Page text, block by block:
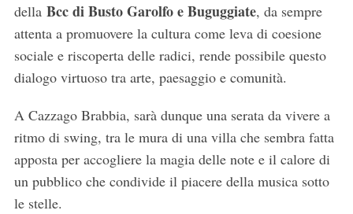
della Bcc di Busto Garolfo e Buguggiate, da sempre
attenta a promuovere la cultura come leva di coesione
sociale e riscoperta delle radici, rende possibile questo
dialogo virtuoso tra arte, paesaggio e comunità.
A Cazzago Brabbia, sarà dunque una serata da vivere a
ritmo di swing, tra le mura di una villa che sembra fatta
apposta per accogliere la magia delle note e il calore di
un pubblico che condivide il piacere della musica sotto
le stelle.